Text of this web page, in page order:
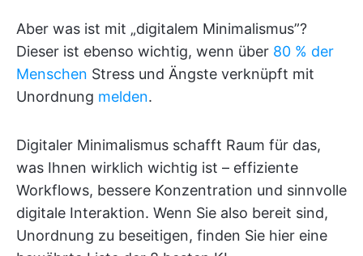
Aber was ist mit „digitalem Minimalismus”?
Dieser ist ebenso wichtig, wenn über 80 % der
Menschen Stress und Ängste verknüpft mit
Unordnung melden.
Digitaler Minimalismus schafft Raum für das,
was Ihnen wirklich wichtig ist – effiziente
Workflows, bessere Konzentration und sinnvolle
digitale Interaktion. Wenn Sie also bereit sind,
Unordnung zu beseitigen, finden Sie hier eine